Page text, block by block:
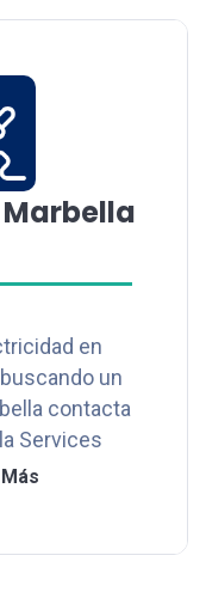
en
un
contacta
Services